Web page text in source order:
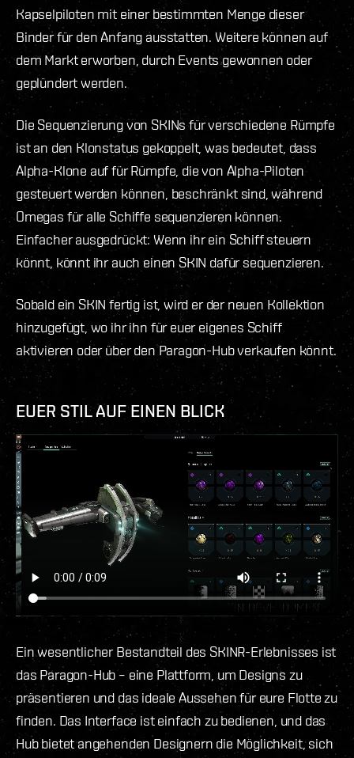
Kapselpiloten mit einer bestimmten Menge dieser
Binder für den Anfang ausstatten. Weitere können auf
dem Markt erworben, durch Events gewonnen oder
geplündert werden.
Die Sequenzierung von SKINs für verschiedene Rümpfe
ist an den Klonstatus gekoppelt, was bedeutet, dass
Alpha-Klone auf für Rümpfe, die von Alpha-Piloten
gesteuert werden können, beschränkt sind, während
Omegas für alle Schiffe sequenzieren können.
Einfacher ausgedrückt: Wenn ihr ein Schiff steuern
könnt, könnt ihr auch einen SKIN dafür sequenzieren.
Sobald ein SKIN fertig ist, wird er der neuen Kollektion
hinzugefügt, wo ihr ihn für euer eigenes Schiff
aktivieren oder über den Paragon-Hub verkaufen könnt.
EUER STIL AUF EINEN BLICK
Ein wesentlicher Bestandteil des SKINR-Erlebnisses ist
das Paragon-Hub – eine Plattform, um Designs zu
präsentieren und das ideale Aussehen für eure Flotte zu
finden. Das Interface ist einfach zu bedienen, und das
Hub bietet angehenden Designern die Möglichkeit, sich